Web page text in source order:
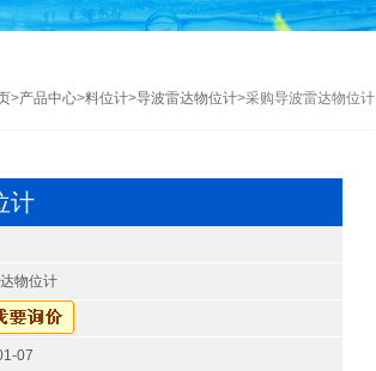
>产品中心>料位计>导波雷达物位计>采购导波雷达物位计
计
物位计
07